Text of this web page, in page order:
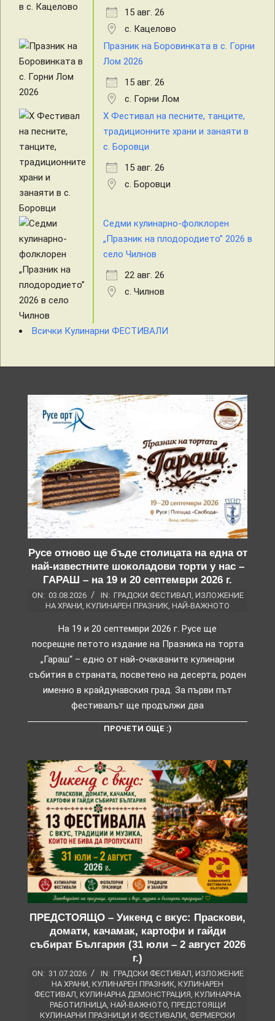
15 авг. 26
с. Кацелово
Празник на Боровинката в с. Горни
Лом 2026
15 авг. 26
с. Горни Лом
X Фестивал на песните, танците,
традиционните храни и занаяти в
с. Боровци
15 авг. 26
с. Боровци
Седми кулинарно-фолклорен
„Празник на плодородието” 2026 в
село Чилнов
22 авг. 26
с. Чилнов
Всички Кулинарни ФЕСТИВАЛИ
Русе отново ще бъде столицата на една от
най-известните шоколадови торти у нас –
ГАРАШ – на 19 и 20 септември 2026 г.
ON: 03.08.2026 IN: ГРАДСКИ ФЕСТИВАЛ ИЗЛОЖЕНИЕ
НА ХРАНИ КУЛИНАРЕН ПРАЗНИК НАЙ-ВАЖНОТО
На 19 и 20 септември 2026 г. Русе ще
посрещне петото издание на Празника на торта
„Гараш“ – едно от най-очакваните кулинарни
събития в страната, посветено на десерта, роден
именно в крайдунавския град. За първи път
фестивалът ще продължи два
ПРОЧЕТИ ОЩЕ :)
ПРЕДСТОЯЩО – Уикенд с вкус: Праскови,
домати, качамак, картофи и гайди
събират България (31 юли – 2 август 2026
г.)
ON: 31.07.2026 IN: ГРАДСКИ ФЕСТИВАЛ, ИЗЛОЖЕНИЕ
НА ХРАНИ, КУЛИНАРЕН ПРАЗНИК, КУЛИНАРЕН
ФЕСТИВАЛ, КУЛИНАРНА ДЕМОНСТРАЦИЯ, КУЛИНАРНА
РАБОТИЛНИЦА, НАЙ-ВАЖНОТО, ПРЕДСТОЯЩИ
КУЛИНАРНИ ПРАЗНИЦИ И ФЕСТИВАЛИ, ФЕРМЕРСКИ